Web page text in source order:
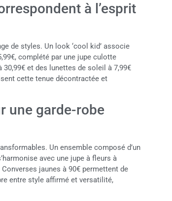
à l’esprit
de styles. Un look ‘cool kid’ associe
complété par une jupe culotte
et des lunettes de soleil à 7,99€
cette tenue décontractée et
une garde-robe
Un ensemble composé d’un
avec une jupe à fleurs à
jaunes à 90€ permettent de
entre style affirmé et versatilité,